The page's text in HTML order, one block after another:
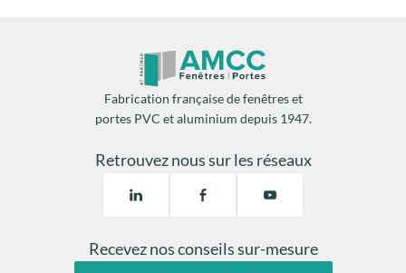
Fabrication française de fenêtres et
portes PVC et aluminium depuis 1947.
Retrouvez nous sur les réseaux
Recevez nos conseils sur-mesure